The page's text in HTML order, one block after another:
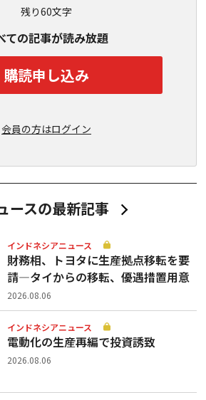
残り60文字
ての記事が読み放題
購読申し込み
会員の方はログイン
ースの最新記事
インドネシアニュース
財務相、トヨタに生産拠点移転を要
請—タイからの移転、優遇措置用意
2026.08.06
インドネシアニュース
電動化の生産再編で投資誘致
2026.08.06